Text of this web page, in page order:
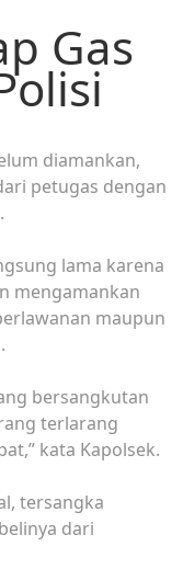
Gas
diamankan,
petugas dengan
lama karena
mengamankan
maupun
bersangkutan
terlarang
kata Kapolsek.
tersangka
dari